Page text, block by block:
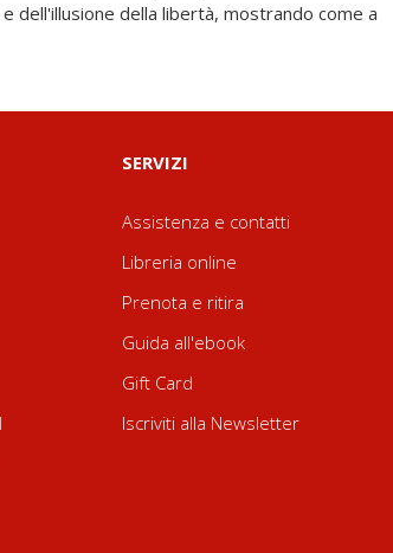
dell'illusione della libertà, mostrando come a
SERVIZI
Assistenza e contatti
Libreria online
Prenota e ritira
Guida all'ebook
Gift Card
Iscriviti alla Newsletter